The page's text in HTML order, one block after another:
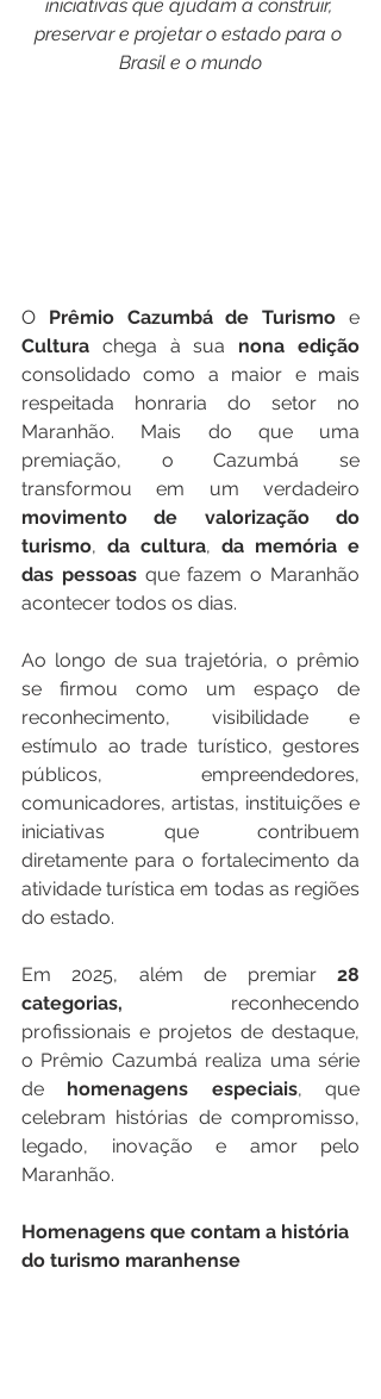
iniciativas que ajudam a construir,
preservar e projetar o estado para o
Brasil e o mundo
O Prêmio Cazumbá de Turismo
Cultura chega à sua nona edição
consolidado como a maior e mais
respeitada honraria do setor no
Maranhão. Mais do que uma
premiação, o Cazumbá se
movimento
de valorização
do
turismo, da cultura, da memória e
das pessoas que fazem o Maranhão
acontecer todos os dias.
Ao longo de sua trajetória, o prêmio
se firmou como um espaço de
reconhecimento, visibilidade e
estímulo ao trade turístico, gestores
públicos, empreendedores,
comunicadores, artistas, instituições e
iniciativas que contribuem
diretamente para o fortalecimento da
atividade turística em todas as regiões
do estado.
Em 2025, além de premiar 28
categorias, reconhecendo
profissionais e projetos de destaque,
o Prêmio Cazumbá realiza uma série
de homenagens especiais, que
celebram histórias de compromisso,
legado, inovação e amor pelo
Maranhão.
Homenagens que contam a história
do turismo maranhense